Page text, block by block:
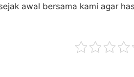
awal bersama kami agar